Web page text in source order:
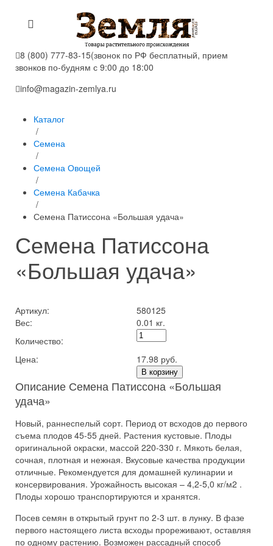
8 (800) 777-83-15(звонок по РФ бесплатный, прием
звонков по-будням с 9:00 до 18:00
info@magazin-zemlya.ru
Каталог
/
Семена
/
Семена Овощей
/
Семена Кабачка
/
Семена Патиссона «Большая удача»
Семена Патиссона
«Большая удача»
Артикул:
580125
Вес:
0.01 кг.
Количество:
Цена:
17.98 руб.
В корзину
Описание Семена Патиссона «Большая
удача»
Новый, раннеспелый сорт. Период от всходов до первого
съема плодов 45-55 дней. Растения кустовые. Плоды
оригинальной окраски, массой 220-330 г. Мякоть белая,
сочная, плотная и нежная. Вкусовые качества продукции
отличные. Рекомендуется для домашней кулинарии и
консервирования. Урожайность высокая – 4,2-5,0 кг/м2 .
Плоды хорошо транспортируются и хранятся.
Посев семян в открытый грунт по 2-3 шт. в лунку. В фазе
первого настоящего листа всходы прореживают, оставляя
по одному растению. Возможен рассадный способ